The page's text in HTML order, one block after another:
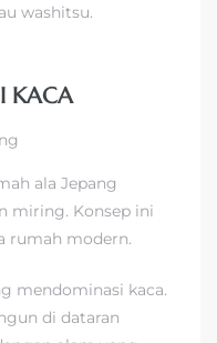
washitsu.
KACA
ala Jepang
miring. Konsep ini
rumah modern.
mendominasi kaca.
di dataran